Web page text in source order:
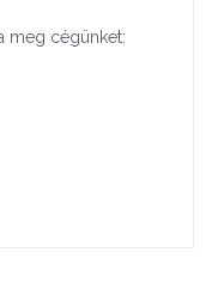
meg cégünket: